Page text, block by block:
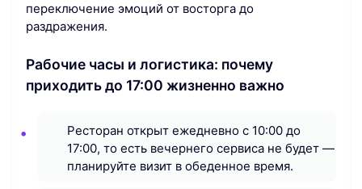
переключение эмоций от восторга до
раздражения.
Рабочие часы и логистика: почему
приходить до 17:00 жизненно важно
Ресторан открыт ежедневно с 10:00 до
17:00, то есть вечернего сервиса не будет —
планируйте визит в обеденное время.